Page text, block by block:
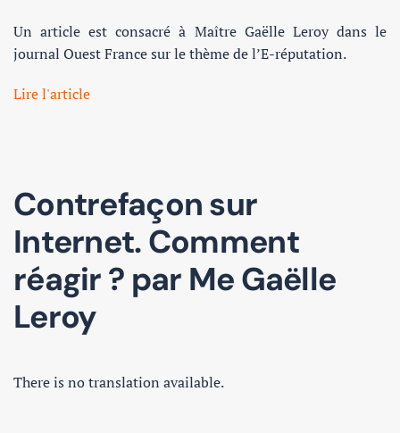
Un article est consacré à Maître Gaëlle Leroy dans le
journal Ouest France sur le thème de l’E-réputation.
Lire l'article
Contrefaçon sur
Internet. Comment
réagir ? par Me Gaëlle
Leroy
There is no translation available.